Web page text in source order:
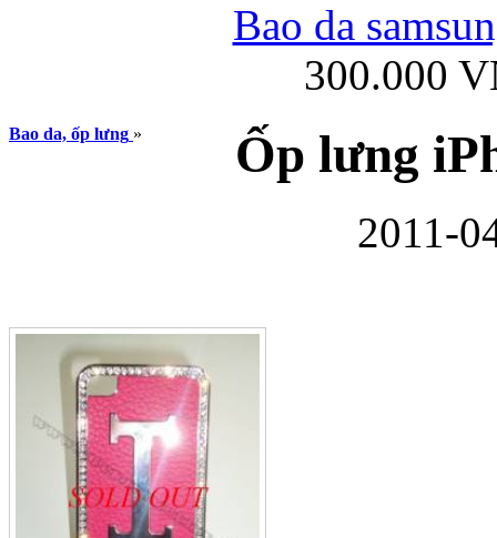
Bao da
300.000
Bao da, ốp lưng » Ốp lưng
2011-